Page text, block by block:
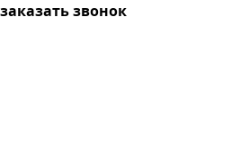
заказать звонок